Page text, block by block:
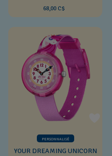
68,00 C$
PERSONNALISÉ
YOUR DREAMING UNICORN